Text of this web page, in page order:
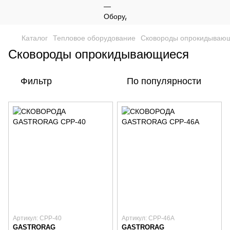
Каталог Тепловое оборудование Сковороды
Сковороды опрокидывающиеся
Фильтр По популярности
Артикул: CPP-40
GASTRORAG
Артикул: CPP-46A
GASTRORAG